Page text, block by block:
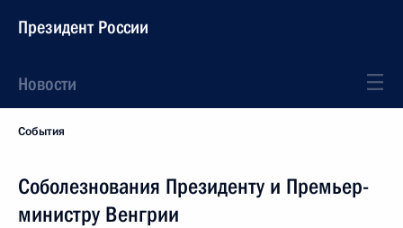
Президент России
Новости
События
Соболезнования Президенту и Премьер-
министру Венгрии